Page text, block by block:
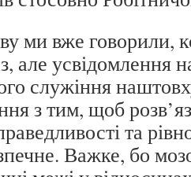
ми вже говорили,
але усвідомлення
служіння
з тим, щоб
та
Важке, бо